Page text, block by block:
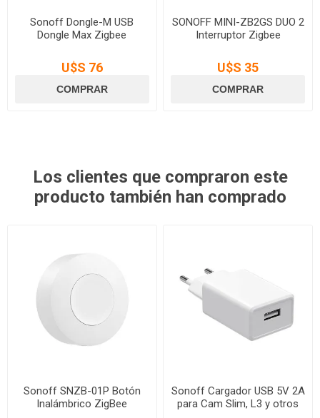
Sonoff Dongle-M USB
Dongle Max Zigbee
U$S 76
SONOFF MINI-ZB2GS DUO 2
Interruptor Zigbee
U$S 35
Los clientes que compraron este
producto también han comprado
Sonoff SNZB-01P Botón
Inalámbrico ZigBee
Sonoff Cargador USB 5V 2A
para Cam Slim, L3 y otros